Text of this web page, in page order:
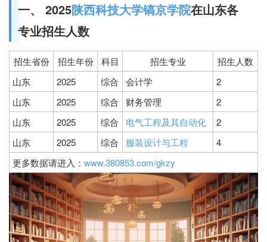
一、 2025陕西科技大学镐京学院在山东各
专业招生人数
招生省份 招生年份 科目 招生专业
招生人数
山东
2025 综合 会计学
2
山东
2025 综合 财务管理
2
山东
2025 综合 电气工程及其自动化
2
山东
2025 综合 服装设计与工程
4
更多数据请进入： www.380853.com/gkzy